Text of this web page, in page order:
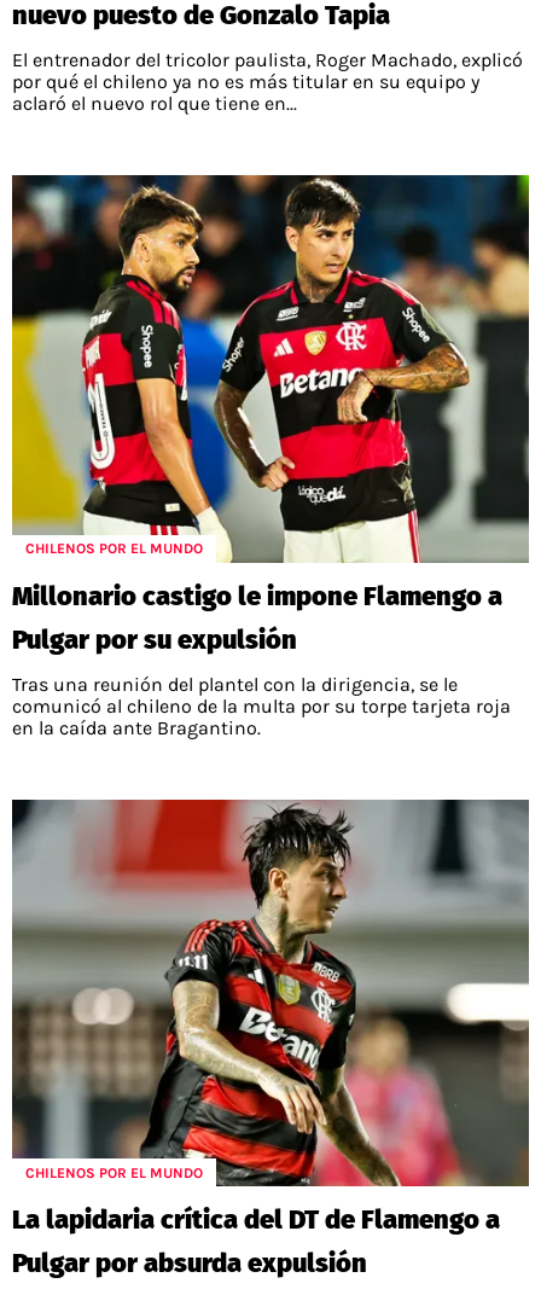
nuevo puesto de Gonzalo Tapia
El entrenador del tricolor paulista, Roger Machado, explicó
por qué el chileno ya no es más titular en su equipo y
aclaró el nuevo rol que tiene en...
CHILENOS POR EL MUNDO
Millonario castigo le impone Flamengo a
Pulgar por su expulsión
Tras una reunión del plantel con la dirigencia, se le
comunicó al chileno de la multa por su torpe tarjeta roja
en la caída ante Bragantino.
CHILENOS POR EL MUNDO
La lapidaria crítica del DT de Flamengo a
Pulgar por absurda expulsión